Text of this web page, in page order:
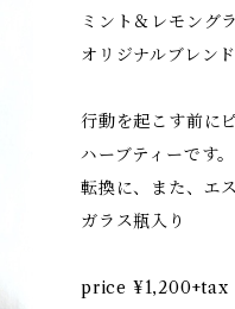
ミント＆レモング
オリジナルブレンド
行動を起こす前に
ハーブティーです
転換に、また、エ
ガラス瓶入り
price ¥1,200+tax